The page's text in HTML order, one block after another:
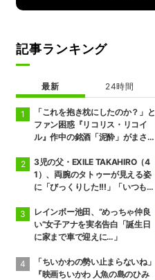
記事ランキング
最新 24時間
「これを抱き枕にしたのか？」と
ファン困惑『リコリス・リコイ
ル』作中の銘酒「泥酔」がまさか
3児の父・EXILE TAKAHIRO（4
1）、両腕のタトゥーが見える姿
に「びっくりした!!!」「いつもと
の反響
レインボー池田、“めっちゃ仲良
い”女子アナを実名告白「誕生日
に家まで車で迎えに…」
「ちいかわの勢い止まらないね」
『映画ちいかわ 人魚の島のひみ